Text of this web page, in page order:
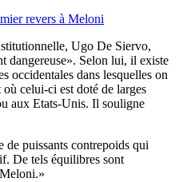
revers à Meloni
Ugo De Siervo,
dangereuse». Selon lui, il existe
occidentales dans lesquelles on
celui-ci est doté de larges
aux Etats-Unis. Il souligne
de puissants contrepoids qui
De tels équilibres sont